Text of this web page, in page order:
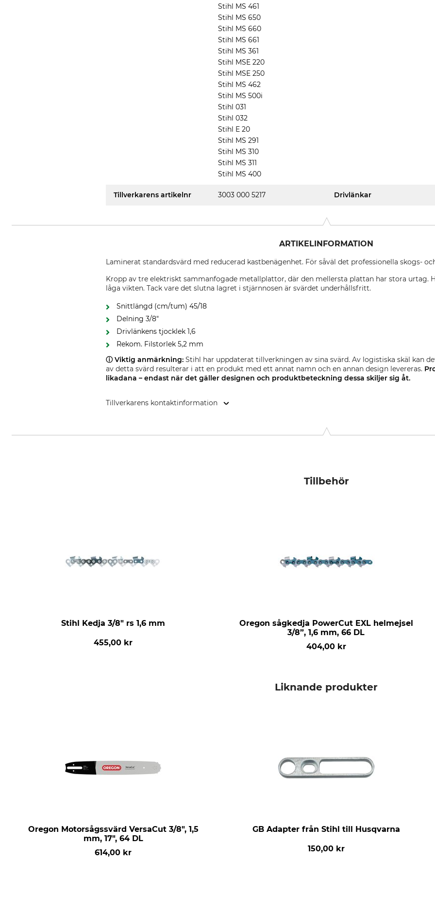
Stihl MS 461
Stihl MS 650
Stihl MS 660
Stihl MS 661
Stihl MS 361
Stihl MSE 220
Stihl MSE 250
Stihl MS 462
Stihl MS 500i
Stihl 031
Stihl 032
Stihl E 20
Stihl MS 291
Stihl MS 310
Stihl MS 311
Stihl MS 400
Tillverkarens artikelnr 3003 000 5217 Drivlänkar
ARTIKELINFORMATION
Laminerat standardsvärd med reducerad kastbenägenhet. För såväl det professionella skogs-
Kropp av tre elektriskt sammanfogade metallplattor, där den mellersta plattan har stora urtag.
låga vikten. Tack vare det slutna lagret i stjärnnosen är svärdet underhållsfritt.
Snittlängd (cm/tum) 45/18
Delning 3/8"
Drivlänkens tjocklek 1,6
Rekom. Filstorlek 5,2 mm
ⓘ Viktig anmärkning: Stihl har uppdaterat tillverkningen av sina svärd. Av logistiska skäl kan
av detta svärd resulterar i att en produkt med ett annat namn och en annan design levereras.
likadana – endast när det gäller designen och produktbeteckning dessa skiljer sig åt.
Tillverkarens kontaktinformation
Tillbehör
Stihl Kedja 3/8" rs 1,6 mm
455,00 kr
Oregon sågkedja PowerCut EXL helmejsel
3/8”, 1,6 mm, 66 DL
404,00 kr
Liknande produkter
Oregon Motorsågssvärd VersaCut 3/8", 1,5
mm, 17", 64 DL
614,00 kr
GB Adapter från Stihl till Husqvarna
150,00 kr